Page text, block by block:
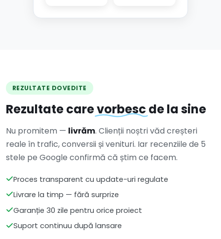
REZULTATE DOVEDITE
Rezultate carevorbesc de la sine
Nu promitem — livrăm. Clienții noștri văd creșteri
reale în trafic, conversii și venituri. Iar recenziile de 5
stele pe Google confirmă că știm ce facem.
Proces transparent cu update-uri regulate
Livrare la timp — fără surprize
Garanție 30 zile pentru orice proiect
Suport continuu după lansare